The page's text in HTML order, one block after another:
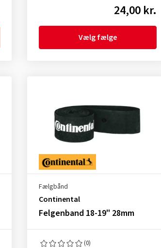
24,00 kr.
Vælg fælge
Fælgbånd
Continental
Felgenband 18-19" 28mm
(0)